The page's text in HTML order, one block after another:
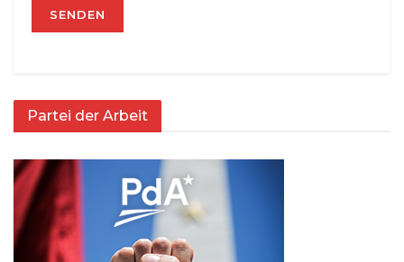
Partei der Arbeit